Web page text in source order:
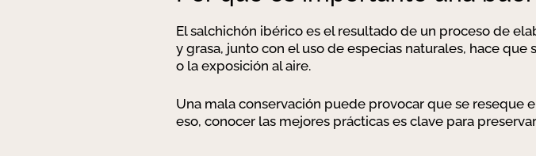
El salchichón ibérico es el resultado de un proceso de
y grasa, junto con el uso de especias naturales, hace
o la exposición al aire.
Una mala conservación puede provocar que se reseque
eso, conocer las mejores prácticas es clave para